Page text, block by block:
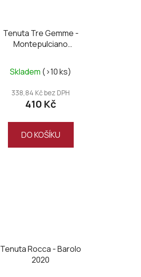
Tenuta Tre Gemme -
Montepulciano
Renascenzia 2020
Skladem (>10 ks)
338,84 Kč bez DPH
410 Kč
DO KOŠÍKU
Tenuta Rocca - Barolo
2020